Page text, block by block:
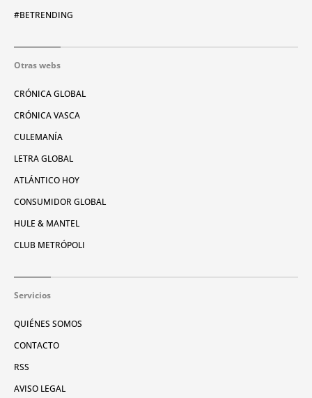
#BETRENDING
Otras webs
CRÓNICA GLOBAL
CRÓNICA VASCA
CULEMANÍA
LETRA GLOBAL
ATLÁNTICO HOY
CONSUMIDOR GLOBAL
HULE & MANTEL
CLUB METRÓPOLI
Servicios
QUIÉNES SOMOS
CONTACTO
RSS
AVISO LEGAL